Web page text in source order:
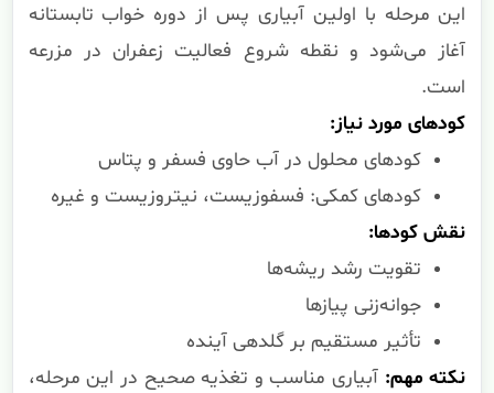
این مرحله با اولین آبیاری پس از دوره خواب تابستانه
آغاز می‌شود و نقطه شروع فعالیت زعفران در مزرعه
است.
کودهای مورد نیاز:
کودهای محلول در آب حاوی فسفر و پتاس
کودهای کمکی: فسفوزیست، نیتروزیست و غیره
نقش کودها:
تقویت رشد ریشه‌ها
جوانه‌زنی پیازها
تأثیر مستقیم بر گلدهی آینده
نکته مهم: آبیاری مناسب و تغذیه صحیح در این مرحله،